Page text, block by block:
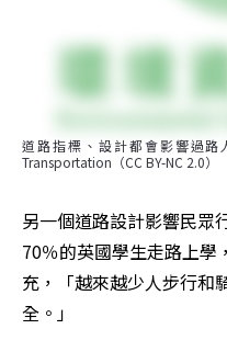
道路指標、設計都會影響過路
Transportation（CC BY-NC 2.0）
另一個道路設計影響民眾
70％的英國學生走路上學
充，「越來越少人步行和
全。」